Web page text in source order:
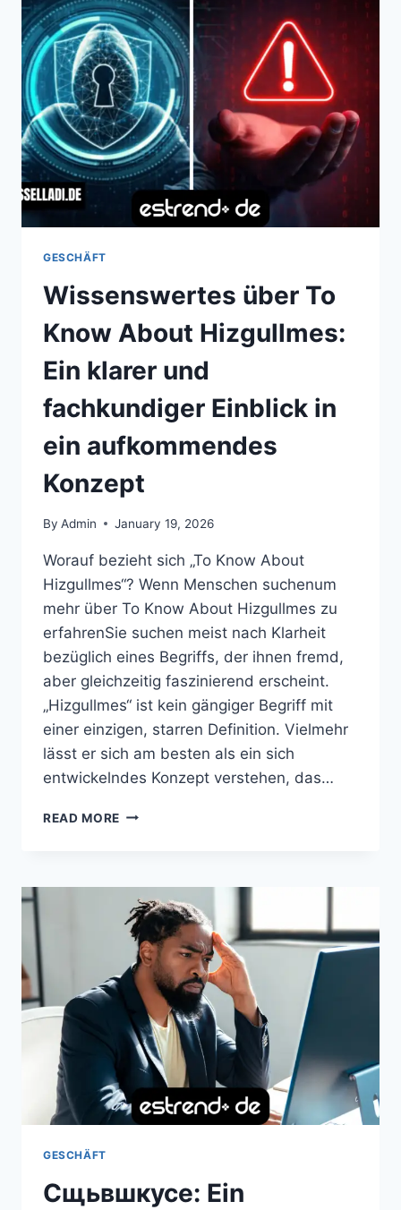
EINBLICK
IN
EIN
AUFSTREBENDES
KONZEPT
GESCHÄFT
Wissenswertes über To
Know About Hizgullmes:
Ein klarer und
fachkundiger Einblick in
ein aufkommendes
Konzept
By Admin January 19, 2026
Worauf bezieht sich „To Know About
Hizgullmes“? Wenn Menschen suchenum
mehr über To Know About Hizgullmes zu
erfahrenSie suchen meist nach Klarheit
bezüglich eines Begriffs, der ihnen fremd,
aber gleichzeitig faszinierend erscheint.
„Hizgullmes“ ist kein gängiger Begriff mit
einer einzigen, starren Definition. Vielmehr
lässt er sich am besten als ein sich
entwickelndes Konzept verstehen, das…
READ MORE WISSENSWERTES
ABOUT
HIZGULLMES:
EIN
KLARER
UND
FACHKUNDIGER
EINBLICK
IN
EIN
AUFKOMMENDES
KONZEPT
GESCHÄFT
Сщьвшкусе: Ein